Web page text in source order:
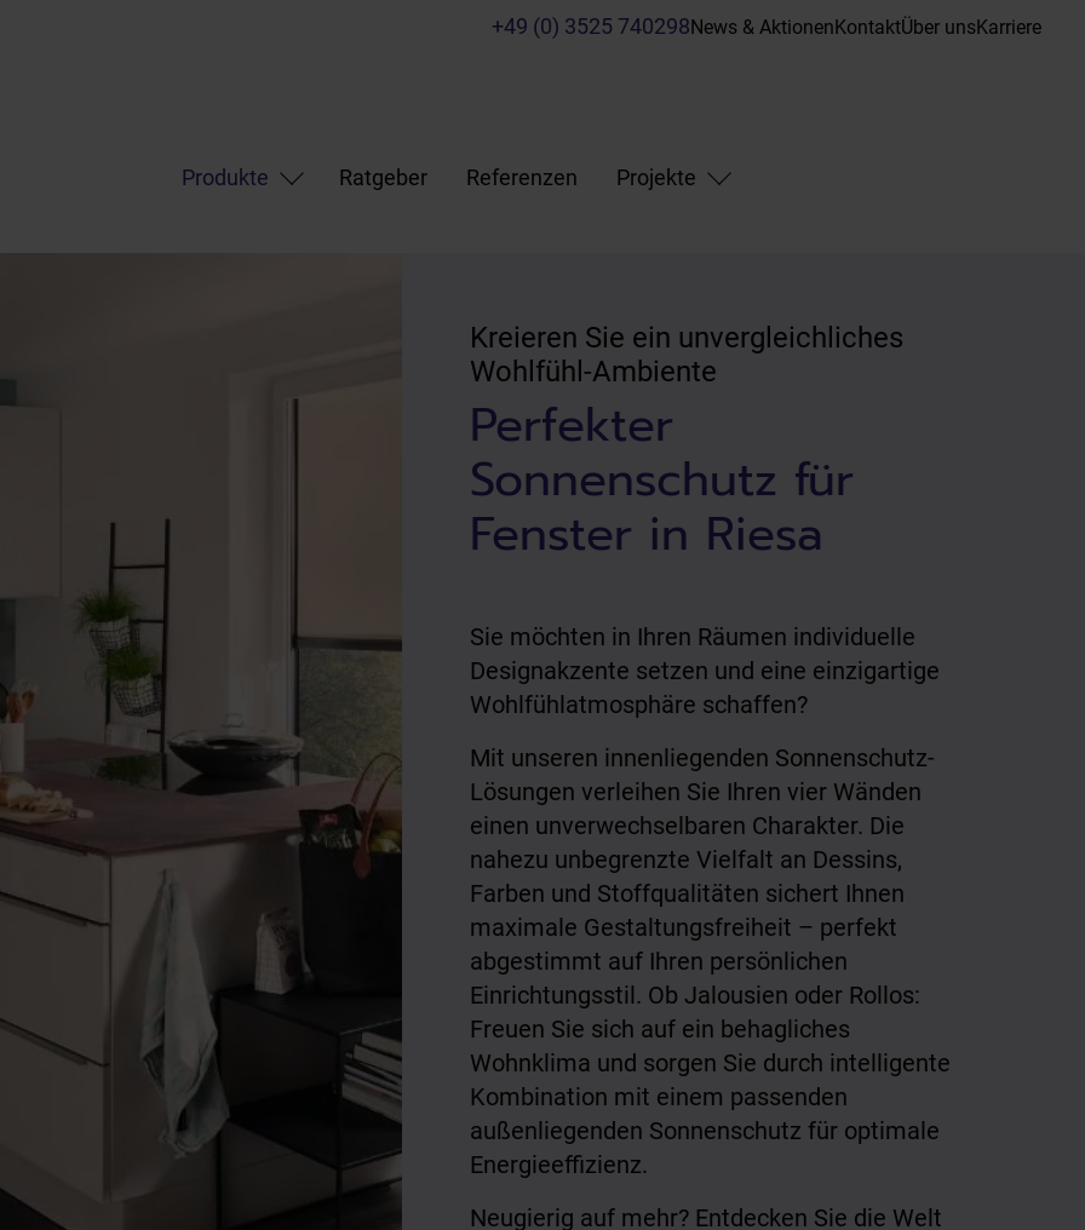
+49 (0) 3525 740298News & AktionenKontaktÜber unsKarriere
Produkte
Ratgeber Referenzen Projekte
Kreieren Sie ein unvergleichliches
Wohlfühl-Ambiente
Perfekter
Sonnenschutz für
Fenster in Riesa
Sie möchten in Ihren Räumen individuelle
Designakzente setzen und eine einzigartige
Wohlfühlatmosphäre schaffen?
Mit unseren innenliegenden Sonnenschutz-
Lösungen verleihen Sie Ihren vier Wänden
einen unverwechselbaren Charakter. Die
nahezu unbegrenzte Vielfalt an Dessins,
Farben und Stoffqualitäten sichert Ihnen
maximale Gestaltungsfreiheit – perfekt
abgestimmt auf Ihren persönlichen
Einrichtungsstil. Ob Jalousien oder Rollos:
Freuen Sie sich auf ein behagliches
Wohnklima und sorgen Sie durch intelligente
Kombination mit einem passenden
außenliegenden Sonnenschutz für optimale
Energieeffizienz.
Neugierig auf mehr? Entdecken Sie die Welt